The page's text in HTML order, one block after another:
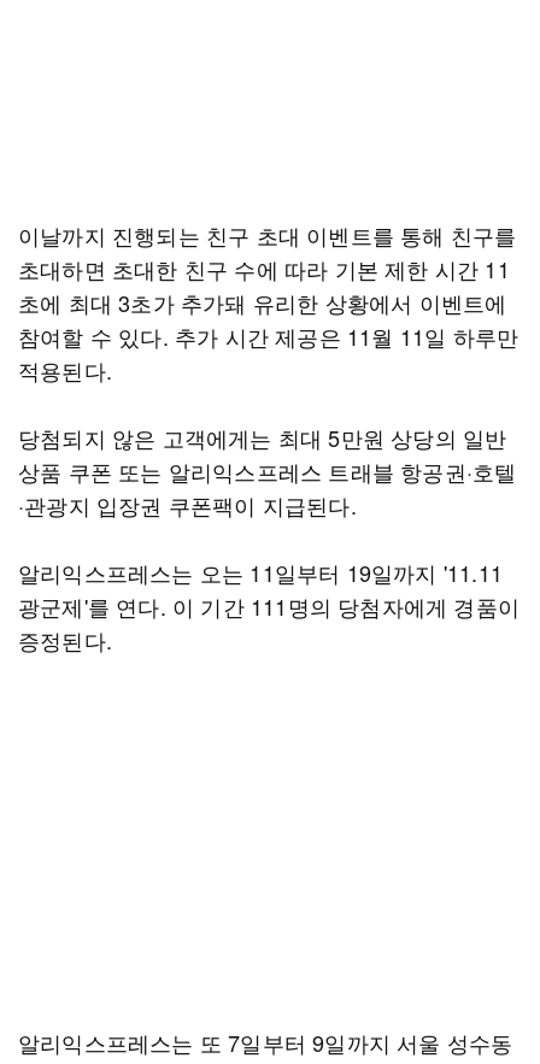
이날까지 진행되는 친구 초대 이벤트를 통해 친구를
초대하면 초대한 친구 수에 따라 기본 제한 시간 11
초에 최대 3초가 추가돼 유리한 상황에서 이벤트에
참여할 수 있다. 추가 시간 제공은 11월 11일 하루만
적용된다.
당첨되지 않은 고객에게는 최대 5만원 상당의 일반
상품 쿠폰 또는 알리익스프레스 트래블 항공권·호텔
·관광지 입장권 쿠폰팩이 지급된다.
알리익스프레스는 오는 11일부터 19일까지 '11.11
광군제'를 연다. 이 기간 111명의 당첨자에게 경품이
증정된다.
알리익스프레스는 또 7일부터 9일까지 서울 성수동